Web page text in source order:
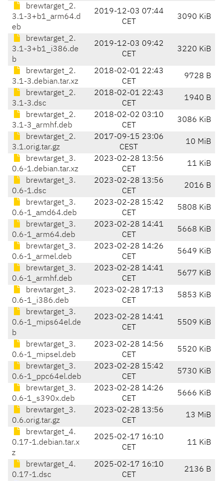
brewtarget_2.
3.1-3+b1_arm64.d
eb
2019-12-03 07:44
CET
3090 KiB
brewtarget_2.
3.1-3+b1_i386.de
b
2019-12-03 09:42
CET
3220 KiB
brewtarget_2.
3.1-3.debian.tar.xz
2018-02-01 22:43
CET
9728 B
brewtarget_2.
3.1-3.dsc
2018-02-01 22:43
CET
1940 B
brewtarget_2.
3.1-3_armhf.deb
2018-02-02 03:10
CET
3086 KiB
brewtarget_2.
3.1.orig.tar.gz
2017-09-15 23:06
CEST
10 MiB
brewtarget_3.
0.6-1.debian.tar.xz
2023-02-28 13:56
CET
11 KiB
brewtarget_3.
0.6-1.dsc
2023-02-28 13:56
CET
2016 B
brewtarget_3.
0.6-1_amd64.deb
2023-02-28 15:42
CET
5808 KiB
brewtarget_3.
0.6-1_arm64.deb
2023-02-28 14:41
CET
5668 KiB
brewtarget_3.
0.6-1_armel.deb
2023-02-28 14:26
CET
5649 KiB
brewtarget_3.
0.6-1_armhf.deb
2023-02-28 14:41
CET
5677 KiB
brewtarget_3.
0.6-1_i386.deb
2023-02-28 17:13
CET
5853 KiB
brewtarget_3.
0.6-1_mips64el.de
b
2023-02-28 14:41
CET
5509 KiB
brewtarget_3.
0.6-1_mipsel.deb
2023-02-28 14:56
CET
5520 KiB
brewtarget_3.
0.6-1_ppc64el.deb
2023-02-28 15:42
CET
5730 KiB
brewtarget_3.
0.6-1_s390x.deb
2023-02-28 14:26
CET
5666 KiB
brewtarget_3.
0.6.orig.tar.gz
2023-02-28 13:56
CET
13 MiB
brewtarget_4.
0.17-1.debian.tar.x
z
2025-02-17 16:10
CET
11 KiB
brewtarget_4.
0.17-1.dsc
2025-02-17 16:10
CET
2136 B